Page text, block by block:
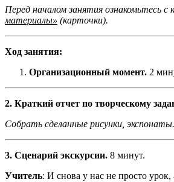
Перед началом занятия ознакомьтесь
материалы» (карточки).
Ход
Организационный момент. 2
2. Краткий отчет по творческому
Собрать сделанные рисунки,
3. Сценарий экскурсии. 8 минут.
Учитель: И снова у нас не просто